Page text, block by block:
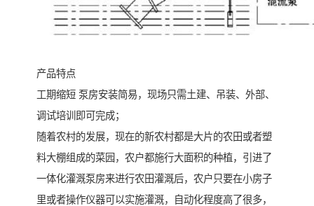
产品特点
工期缩短 泵房安装简易，现场只需土建、吊装、外部、
调试培训即可完成；
随着农村的发展，现在的新农村都是大片的农田或者塑
料大棚组成的菜园，农户都施行大面积的种植，引进了
一体化灌溉泵房来进行农田灌溉后，农户只要在小房子
里或者操作仪器可以实施灌溉，自动化程度高了很多，